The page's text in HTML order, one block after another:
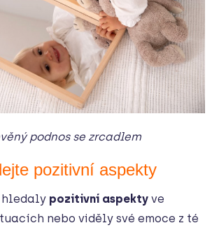
podnos se zrcadlem
pozitivní aspekty
hledaly pozitivní aspekty ve
nebo viděly své emoce z té